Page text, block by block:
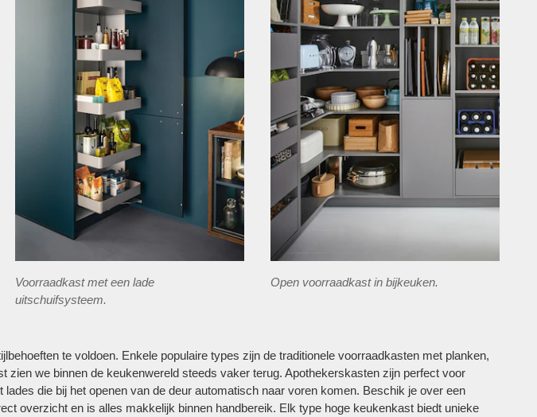
Voorraadkast met een lade
uitschuifsysteem.
Open voorraadkast in bijkeuken.
te voldoen. Enkele populaire types zijn de traditionele voorraadkasten met planken,
we binnen de keukenwereld steeds vaker terug. Apothekerskasten zijn perfect voor
die bij het openen van de deur automatisch naar voren komen. Beschik je over een
overzicht en is alles makkelijk binnen handbereik. Elk type hoge keukenkast biedt unieke